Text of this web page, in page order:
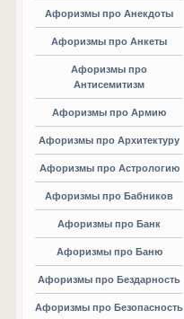
Афоризмы про Анекдоты
Афоризмы про Анкеты
Афоризмы про
Антисемитизм
Афоризмы про Армию
Афоризмы про Архитектуру
Афоризмы про Астрологию
Афоризмы про Бабников
Афоризмы про Банк
Афоризмы про Баню
Афоризмы про Бездарность
Афоризмы про Безопасность